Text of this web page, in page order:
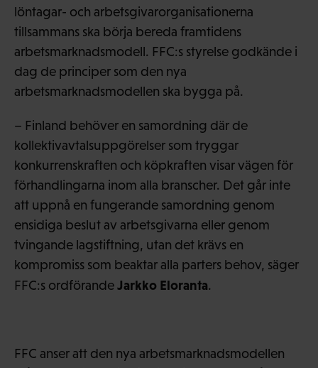
löntagar- och arbetsgivarorganisationerna
tillsammans ska börja bereda framtidens
arbetsmarknadsmodell. FFC:s styrelse godkände i
dag de principer som den nya
arbetsmarknadsmodellen ska bygga på.
– Finland behöver en samordning där de
kollektivavtalsuppgörelser som tryggar
konkurrenskraften och köpkraften visar vägen för
förhandlingarna inom alla branscher. Det går inte
att uppnå en fungerande samordning genom
ensidiga beslut av arbetsgivarna eller genom
tvingande lagstiftning, utan det krävs en
kompromiss som beaktar alla parters behov, säger
FFC:s ordförandeJarkko Eloranta.
FFC anser att den nya arbetsmarknadsmodellen